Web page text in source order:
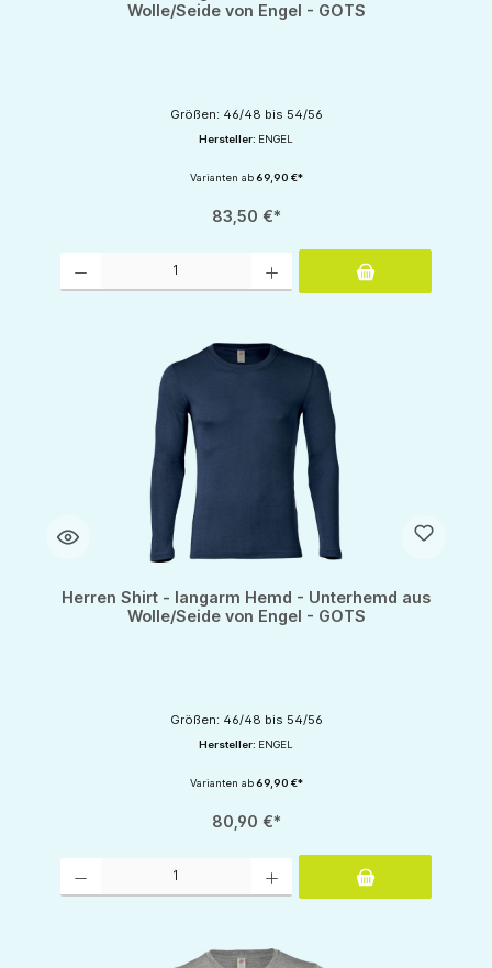
Wolle/Seide von Engel - GOTS
Größen: 46/48 bis 54/56
Hersteller: ENGEL
Varianten ab69,90 €*
83,50 €*
Herren Shirt - langarm Hemd - Unterhemd aus
Wolle/Seide von Engel - GOTS
Größen: 46/48 bis 54/56
Hersteller: ENGEL
Varianten ab69,90 €*
80,90 €*